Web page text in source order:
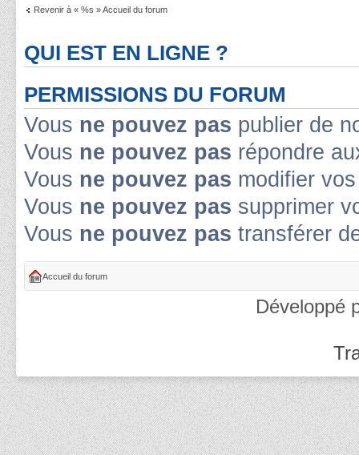
Revenir à « %s » Accueil du forum
QUI EST EN LIGNE ?
PERMISSIONS DU FORUM
Vous ne pouvez pas publier de
Vous ne pouvez pas répondre
Vous ne pouvez pas modifier
Vous ne pouvez pas supprimer
Vous ne pouvez pas transférer
Accueil du forum
Développé